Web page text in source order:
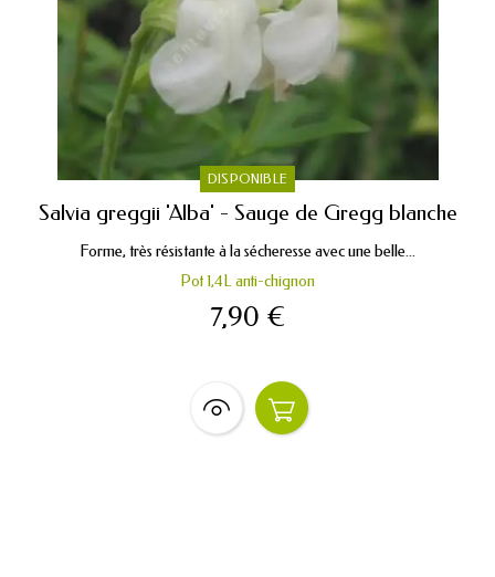
DISPONIBLE
Salvia greggii 'Alba' - Sauge de Gregg blanche
Forme, très résistante à la sécheresse avec une belle...
Pot 1,4L anti-chignon
7,90 €